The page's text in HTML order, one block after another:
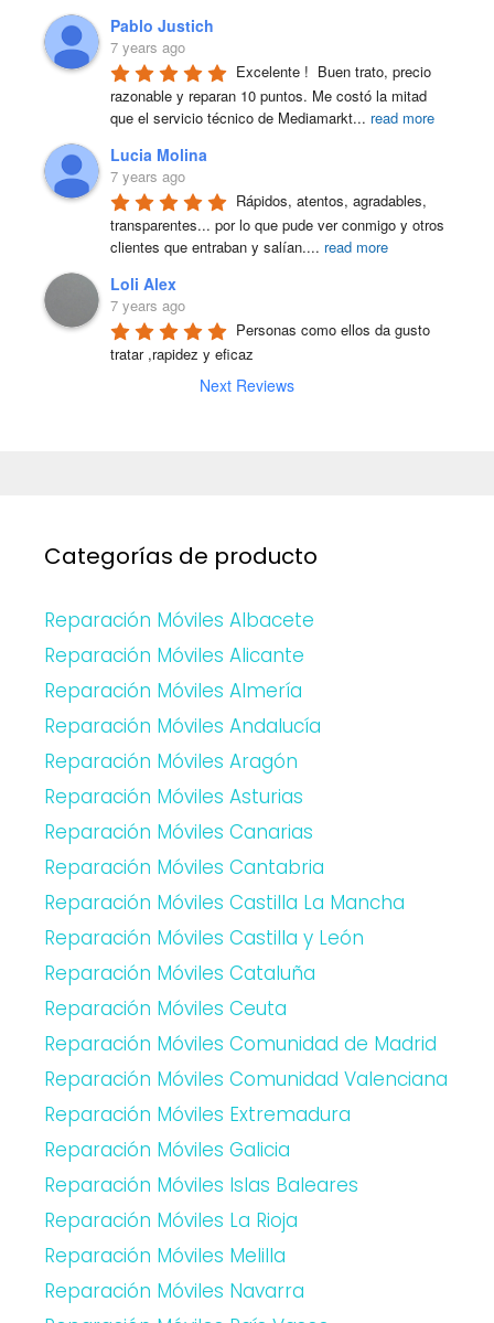
Pablo Justich
7 years ago
Excelente !  Buen trato, precio
razonable y reparan 10 puntos. Me costó la mitad
que el servicio técnico de Mediamarkt... read more
Lucia Molina
7 years ago
Rápidos, atentos, agradables,
transparentes... por lo que pude ver conmigo y otros
clientes que entraban y salían.... read more
Loli Alex
7 years ago
Personas como ellos da gusto
tratar ,rapidez y eficaz
Next Reviews
Categorías de producto
Reparación Móviles Albacete
Reparación Móviles Alicante
Reparación Móviles Almería
Reparación Móviles Andalucía
Reparación Móviles Aragón
Reparación Móviles Asturias
Reparación Móviles Canarias
Reparación Móviles Cantabria
Reparación Móviles Castilla La Mancha
Reparación Móviles Castilla y León
Reparación Móviles Cataluña
Reparación Móviles Ceuta
Reparación Móviles Comunidad de Madrid
Reparación Móviles Comunidad Valenciana
Reparación Móviles Extremadura
Reparación Móviles Galicia
Reparación Móviles Islas Baleares
Reparación Móviles La Rioja
Reparación Móviles Melilla
Reparación Móviles Navarra